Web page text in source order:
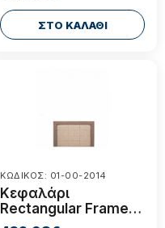
ΣΤΟ ΚΑΛΑΘΙ
ΚΩΔΙΚΟΣ: 01-00-2014
Κεφαλάρι
Rectangular Frame
200x100cm*